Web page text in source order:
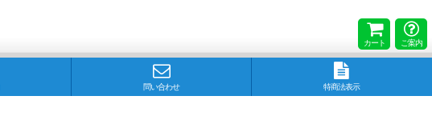
カート ご案内
問い合わせ 特商法表示